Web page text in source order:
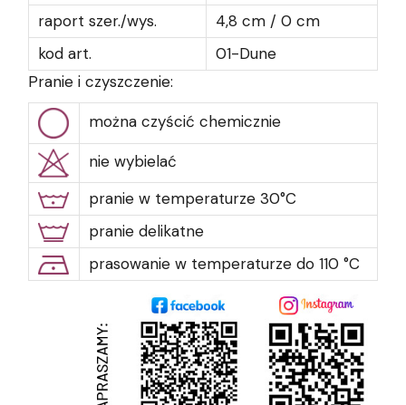
raport szer./wys.
4,8 cm / 0 cm
kod art.
01-Dune
Pranie i czyszczenie:
można czyścić chemicznie
nie wybielać
pranie w temperaturze 30°C
pranie delikatne
prasowanie w temperaturze do 110 °C